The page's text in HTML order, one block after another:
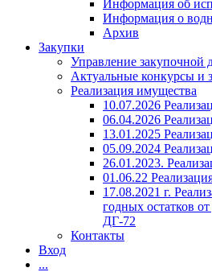
Информация об
Информация о
Архив
Закупки
Управление закупочной
Актуальные конкурсы и
Реализация имущества
10.07.2026
06.04.2026
13.01.2025
05.09.2024
26.01.2023.
01.06.22
17.08.2021 г.
годных остатков
ДГ-72
Контакты
Вход
...